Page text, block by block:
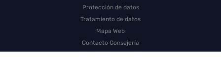
Protección de datos
Tratamiento de datos
Mapa Web
Contacto Consejería